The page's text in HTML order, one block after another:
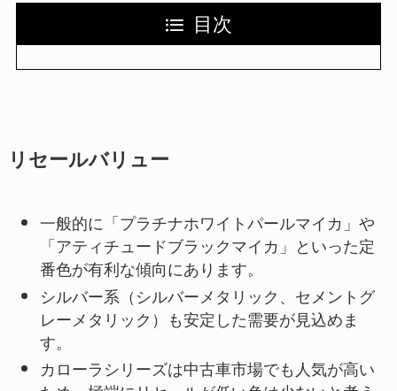
目次
リセールバリュー
一般的に「プラチナホワイトパールマイカ」や
「アティチュードブラックマイカ」といった定
番色が有利な傾向にあります。
シルバー系（シルバーメタリック、セメントグ
レーメタリック）も安定した需要が見込めま
す。
カローラシリーズは中古車市場でも人気が高い